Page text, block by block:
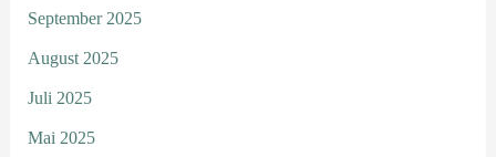
September 2025
August 2025
Juli 2025
Mai 2025